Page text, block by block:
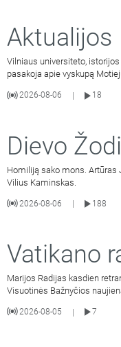
Aktualijos
Vilniaus universiteto,
pasakoja apie vyskupą
2026-08-06
18
Dievo
Homiliją sako mons. Artūras
Vilius Kaminskas.
2026-08-06
188
Vatikano
Marijos Radijas kasdien
Visuotinės Bažnyčios
2026-08-05 |
7